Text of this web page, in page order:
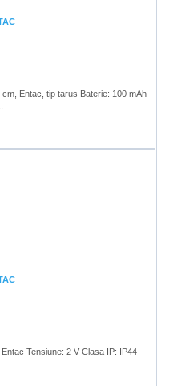
Entac, tip tarus Baterie: 100 mAh
Tensiune: 2 V Clasa IP: IP44